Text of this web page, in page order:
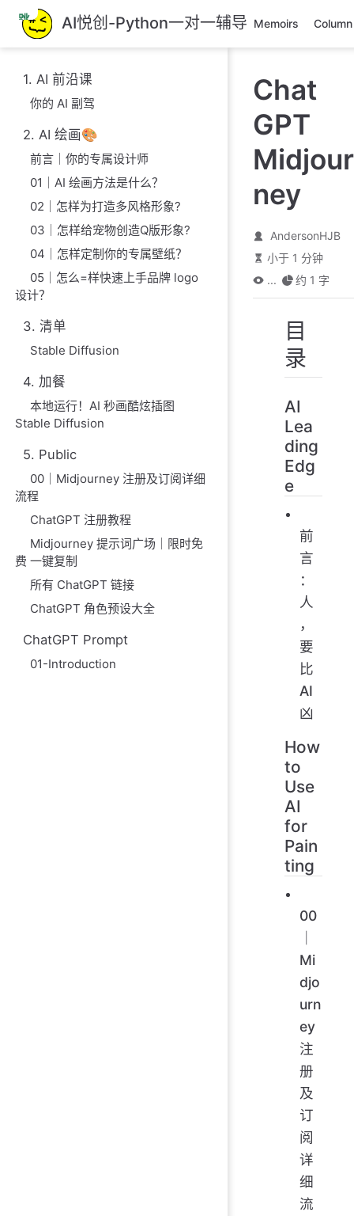
跳
至
主
內
AI悦创-Python一对一辅导 Memoirs Column
1. AI 前沿课
你的 AI 副驾
2. AI 绘画🎨
前言｜你的专属设计师
01｜AI 绘画方法是什么？
02｜怎样为打造多风格形象?
03｜怎样给宠物创造Q版形象?
04｜怎样定制你的专属壁纸？
05｜怎么=样快速上手品牌 logo
设计？
3. 清单
Stable Diffusion
4. 加餐
本地运行！AI 秒画酷炫插图
Stable Diffusion
5. Public
00｜Midjourney 注册及订阅详细
流程
ChatGPT 注册教程
Midjourney 提示词广场｜限时免
费 一键复制
所有 ChatGPT 链接
ChatGPT 角色预设大全
ChatGPT Prompt
01-Introduction
Chat
GPT
Midjour
ney
AndersonHJB
小于 1 分钟
...
约 1 字
目
录
AI
Lea
ding
Edg
e
前
言
：
人
，
要
比
AI
凶
How
to
Use
AI
for
Pain
ting
00
Mi
djo
urn
ey
注
册
及
订
阅
详
细
流